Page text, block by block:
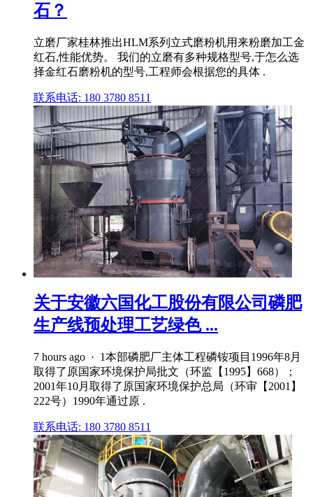
石？
立磨厂家桂林推出HLM系列立式磨粉机用来粉磨加工金
红石,性能优势。 我们的立磨有多种规格型号,于怎么选
择金红石磨粉机的型号,工程师会根据您的具体 .
联系电话: 180 3780 8511
关于安徽六国化工股份有限公司磷肥
生产线预处理工艺绿色 ...
7 hours ago · 1本部磷肥厂主体工程磷铵项目1996年8月
取得了原国家环境保护局批文（环监【1995】668）；
2001年10月取得了原国家环境保护总局（环审【2001】
222号）1990年通过原 .
联系电话: 180 3780 8511